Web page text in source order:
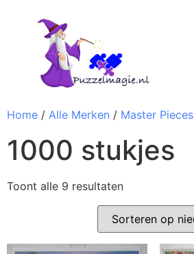
Home / Alle Merken / Master Pieces
1000 stukjes
Toont alle 9 resultaten